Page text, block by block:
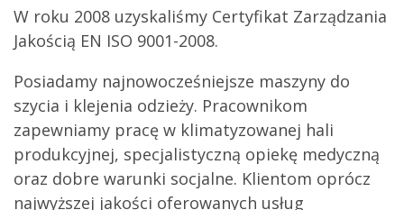
W roku 2008 uzyskaliśmy Certyfikat Zarządzania
Jakością EN ISO 9001-2008.
Posiadamy najnowocześniejsze maszyny do
szycia i klejenia odzieży. Pracownikom
zapewniamy pracę w klimatyzowanej hali
produkcyjnej, specjalistyczną opiekę medyczną
oraz dobre warunki socjalne. Klientom oprócz
najwyższej jakości oferowanych usług